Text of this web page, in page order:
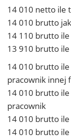
14 010 netto ile
14 010 brutto
14 110 brutto
13 910 brutto
14 010 brutto
pracownik innej
14 010 brutto ile
pracownik
14 010 brutto
14 010 brutto